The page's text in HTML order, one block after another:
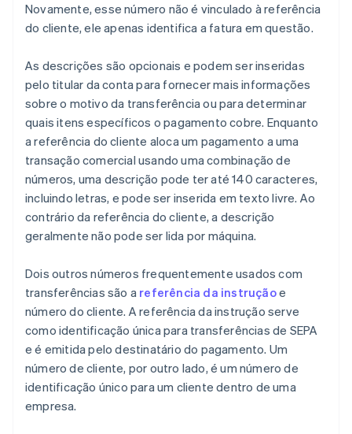
Novamente, esse número não é vinculado à referência
do cliente, ele apenas identifica a fatura em questão.
As descrições são opcionais e podem ser inseridas
pelo titular da conta para fornecer mais informações
sobre o motivo da transferência ou para determinar
quais itens específicos o pagamento cobre. Enquanto
a referência do cliente aloca um pagamento a uma
transação comercial usando uma combinação de
números, uma descrição pode ter até 140 caracteres,
incluindo letras, e pode ser inserida em texto livre. Ao
contrário da referência do cliente, a descrição
geralmente não pode ser lida por máquina.
Dois outros números frequentemente usados com
transferências são a referência da instruçãoe
número do cliente. A referência da instrução serve
como identificação única para transferências de SEPA
e é emitida pelo destinatário do pagamento. Um
número de cliente, por outro lado, é um número de
identificação único para um cliente dentro de uma
empresa.